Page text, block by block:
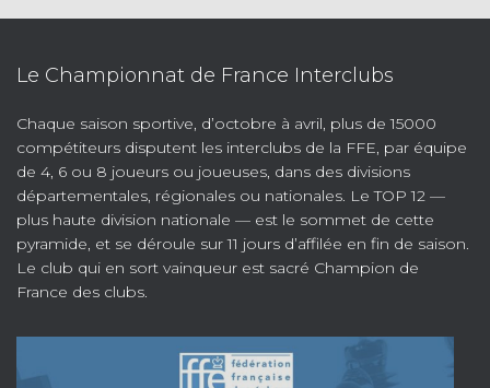
Le Championnat de France Interclubs
Chaque saison sportive, d’octobre à avril, plus de 15000
compétiteurs disputent les interclubs de la FFE, par équipe
de 4, 6 ou 8 joueurs ou joueuses, dans des divisions
départementales, régionales ou nationales. Le TOP 12 —
plus haute division nationale — est le sommet de cette
pyramide, et se déroule sur 11 jours d’affilée en fin de saison.
Le club qui en sort vainqueur est sacré Champion de
France des clubs.